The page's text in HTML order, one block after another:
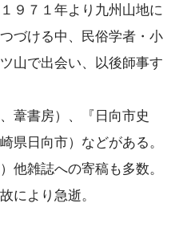
９７１年より九州山地に
づける中、民俗学者・小
山で出会い、以後師事す
葦書房）、『日向市史
県日向市）などがある。
他雑誌への寄稿も多数。
により急逝。